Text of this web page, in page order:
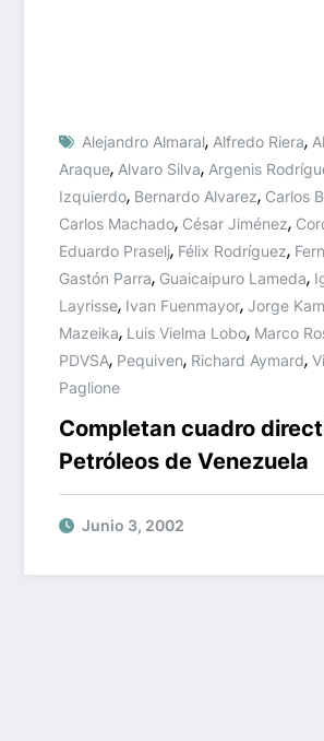
Alejandro Almaral, Alfredo Riera,
Araque, Alvaro Silva, Argenis
Izquierdo, Bernardo Alvarez, Carlos
Carlos Machado, César Jiménez,
Eduardo Praselj, Félix Rodríguez,
Gastón Parra, Guaicaipuro Lameda,
Layrisse, Ivan Fuenmayor, Jorge
Mazeika, Luis Vielma Lobo, Marco
PDVSA, Pequiven, Richard Aymard,
Paglione
Completan cuadro
Petróleos de Venezuela
Junio 3, 2002